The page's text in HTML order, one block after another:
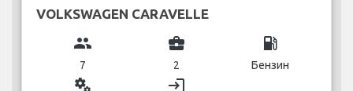
VOLKSWAGEN CARAVELLE
group
7
business_center
2
local_gas_station
Бензин
miscellaneous_services login